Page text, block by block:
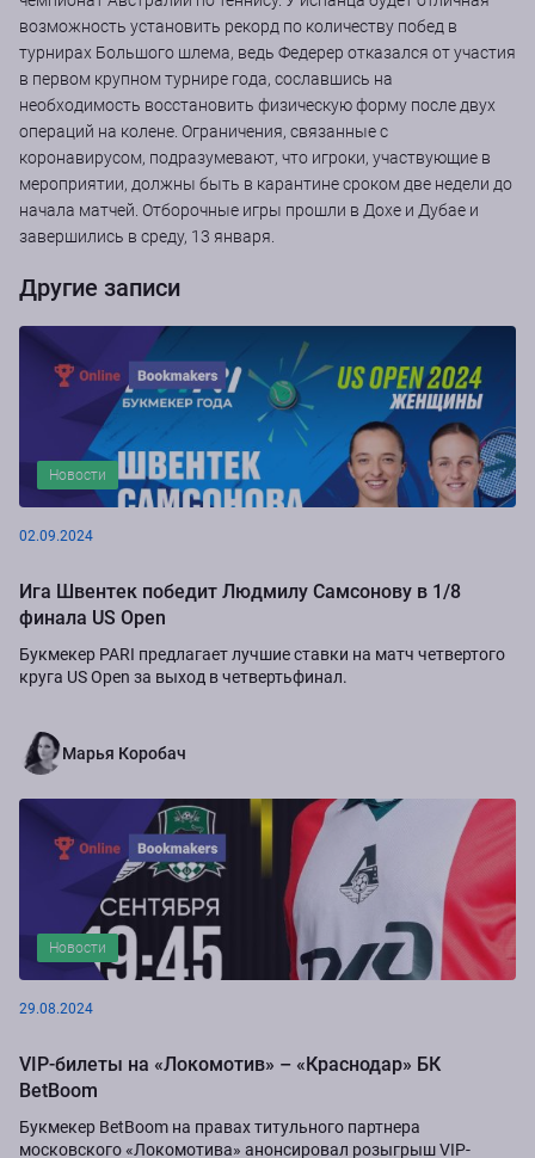
возможность установить рекорд по количеству побед в
турнирах Большого шлема, ведь Федерер отказался от участия
в первом крупном турнире года, сославшись на
необходимость восстановить физическую форму после двух
операций на колене. Ограничения, связанные с
коронавирусом, подразумевают, что игроки, участвующие в
мероприятии, должны быть в карантине сроком две недели до
начала матчей. Отборочные игры прошли в Дохе и Дубае и
завершились в среду, 13 января.
Другие записи
Новости
02.09.2024
Ига Швентек победит Людмилу Самсонову в 1/8
финала US Open
Букмекер PARI предлагает лучшие ставки на матч четвертого
круга US Open за выход в четвертьфинал.
Марья Коробач
Новости
29.08.2024
VIP-билеты на «Локомотив» – «Краснодар» БК
BetBoom
Букмекер BetBoom на правах титульного партнера
московского «Локомотива» анонсировал розыгрыш VIP-